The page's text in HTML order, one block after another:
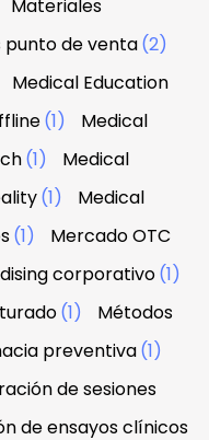
Materiales
punto de venta(2)
Medical Education
(1)
Medical
(1)
Medical
(1)
Medical
(1)
Mercado OTC
corporativo(1)
(1)
Métodos
preventiva(1)
de sesiones
de ensayos clínicos